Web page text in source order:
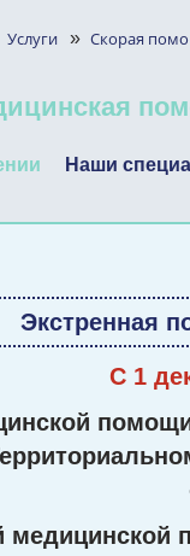
Услуги » Скорая
Наши
Экстренная
С 1
медицинской